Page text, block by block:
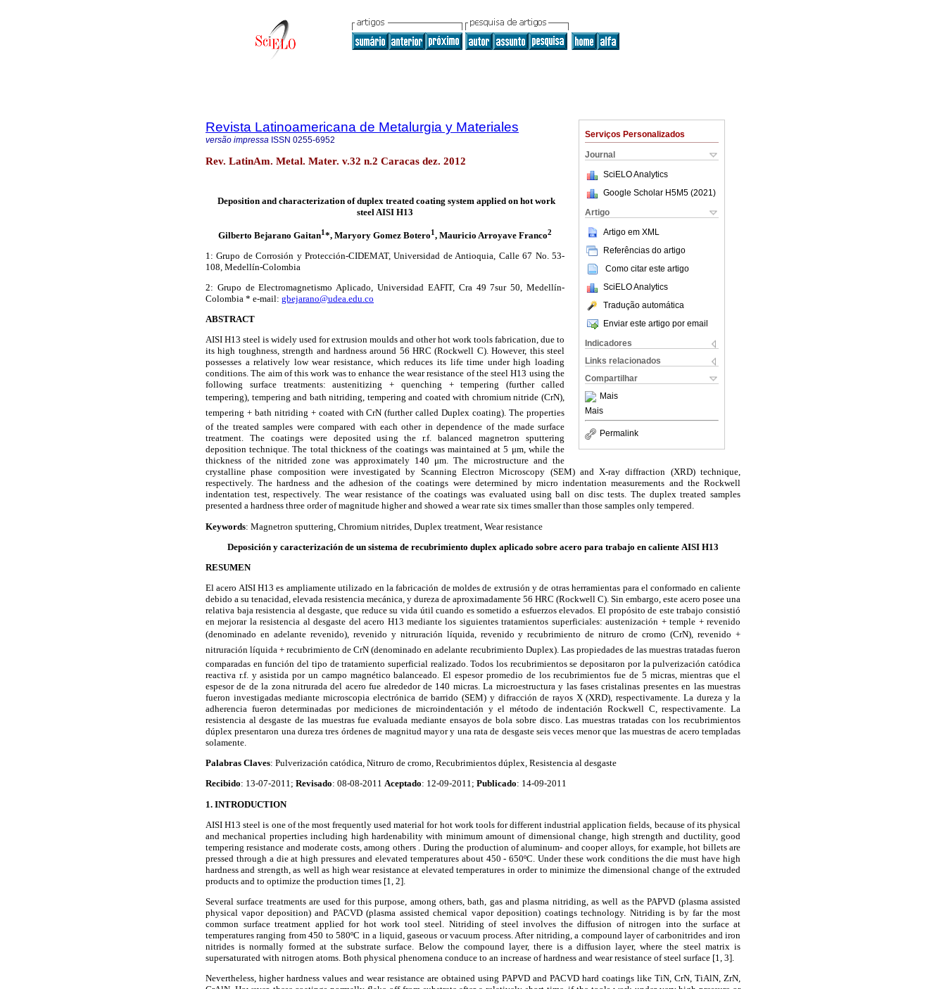
Serviços Personalizados
Journal
SciELO Analytics
Google Scholar H5M5 (2021 )
Artigo
Artigo em XML
Referências do artigo
Como citar este artigo
SciELO Analytics
Tradução automática
Enviar este artigo por email
Indicadores
Links relacionados
Compartilhar
Mais
Mais
Permalink
Revista Latinoamericana de Metalurgia y Materiales
versão impressa ISSN 0255-6952
Rev. LatinAm. Metal. Mater. v.32 n.2 Caracas dez. 2012
Deposition and characterization of duplex treated coating system applied on hot work
steelAISI H13
Gilberto Bejarano Gaitan1*, Maryory Gomez Botero1, Mauricio Arroyave Franco2
1: Grupo de Corrosión y Protección-CIDEMAT, Universidad de Antioquia, Calle 67 No. 53-
108, Medellín-Colombia
2: Grupo de Electromagnetismo Aplicado, Universidad EAFIT, Cra 49 7sur 50, Medellín-
Colombia * e-mail: gbejarano@udea.edu.co
ABSTRACT
AISI H13 steel is widely used for extrusion moulds and other hot work tools fabrication, due to
its high toughness, strength and hardness around 56 HRC (Rockwell C). However, this steel
possesses a relatively low wear resistance, which reduces its life time under high loading
conditions. The aim of this work was to enhance the wear resistance of the steel H13 using the
following surface treatments: austenitizing + quenching + tempering (further called
tempering), tempering and bath nitriding, tempering and coated with chromium nitride (CrN),
tempering + bath nitriding + coated with CrN (further called Duplex coating). The properties
of the treated samples were compared with each other in dependence of the made surface
treatment. The coatings were deposited using the r.f. balanced magnetron sputtering
deposition technique. The total thickness of the coatings was maintained at 5 μm, while the
thickness of the nitrided zone was approximately 140 μm. The microstructure and the
crystalline phase composition were investigated by Scanning Electron Microscopy (SEM) and X-ray diffraction (XRD) technique,
respectively. The hardness and the adhesion of the coatings were determined by micro indentation measurements and the Rockwell
indentation test, respectively. The wear resistance of the coatings was evaluated using ball on disc tests. The duplex treated samples
presented a hardness three order of magnitude higher and showed a wear rate six times smaller than those samples only tempered.
Keywords: Magnetron sputtering, Chromium nitrides, Duplex treatment, Wear resistance
Deposición y caracterización de un sistema de recubrimiento duplex aplicado sobre acero para trabajo en caliente AISI H13
RESUMEN
El acero AISI H13 es ampliamente utilizado en la fabricación de moldes de extrusión y de otras herramientas para el conformado en caliente
debido a su tenacidad, elevada resistencia mecánica, y dureza de aproximadamente 56 HRC (Rockwell C). Sin embargo, este acero posee una
relativa baja resistencia al desgaste, que reduce su vida útil cuando es sometido a esfuerzos elevados. El propósito de este trabajo consistió
en mejorar la resistencia al desgaste del acero H13 mediante los siguientes tratamientos superficiales: austenización + temple + revenido
(denominado en adelante revenido), revenido y nitruración líquida, revenido y recubrimiento de nitruro de cromo (CrN), revenido +
nitruración líquida + recubrimiento de CrN (denominado en adelante recubrimiento Duplex). Las propiedades de las muestras tratadas fueron
comparadas en función del tipo de tratamiento superficial realizado. Todos los recubrimientos se depositaron por la pulverización catódica
reactiva r.f. y asistida por un campo magnético balanceado. El espesor promedio de los recubrimientos fue de 5 micras, mientras que el
espesor de de la zona nitrurada del acero fue alrededor de 140 micras. La microestructura y las fases cristalinas presentes en las muestras
fueron investigadas mediante microscopia electrónica de barrido (SEM) y difracción de rayos X (XRD), respectivamente. La dureza y la
adherencia fueron determinadas por mediciones de microindentación y el método de indentación Rockwell C, respectivamente. La
resistencia al desgaste de las muestras fue evaluada mediante ensayos de bola sobre disco. Las muestras tratadas con los recubrimientos
dúplex presentaron una dureza tres órdenes de magnitud mayor y una rata de desgaste seis veces menor que las muestras de acero templadas
solamente.
Palabras Claves: Pulverización catódica, Nitruro de cromo, Recubrimientos dúplex, Resistencia al desgaste
Recibido: 13-07-2011; Revisado: 08-08-2011 Aceptado: 12-09-2011; Publicado: 14-09-2011
1. INTRODUCTION
AISI H13 steel is one of the most frequently used material for hot work tools for different industrial application fields, because of its physical
and mechanical properties including high hardenability with minimum amount of dimensional change, high strength and ductility, good
tempering resistance and moderate costs, among others . During the production of aluminum- and cooper alloys, for example, hot billets are
pressed through a die at high pressures and elevated temperatures about 450 - 650ºC. Under these work conditions the die must have high
hardness and strength, as well as high wear resistance at elevated temperatures in order to minimize the dimensional change of the extruded
products and to optimize the production times [1, 2].
Several surface treatments are used for this purpose, among others, bath, gas and plasma nitriding, as well as the PAPVD (plasma assisted
physical vapor deposition) and PACVD (plasma assisted chemical vapor deposition) coatings technology. Nitriding is by far the most
common surface treatment applied for hot work tool steel. Nitriding of steel involves the diffusion of nitrogen into the surface at
temperatures ranging from 450 to 580ºC in a liquid, gaseous or vacuum process. After nitriding, a compound layer of carbonitrides and iron
nitrides is normally formed at the substrate surface. Below the compound layer, there is a diffusion layer, where the steel matrix is
supersaturated with nitrogen atoms. Both physical phenomena conduce to an increase of hardness and wear resistance of steel surface [1, 3].
Nevertheless, higher hardness values and wear resistance are obtained using PAPVD and PACVD hard coatings like TiN, CrN, TiAlN, ZrN,